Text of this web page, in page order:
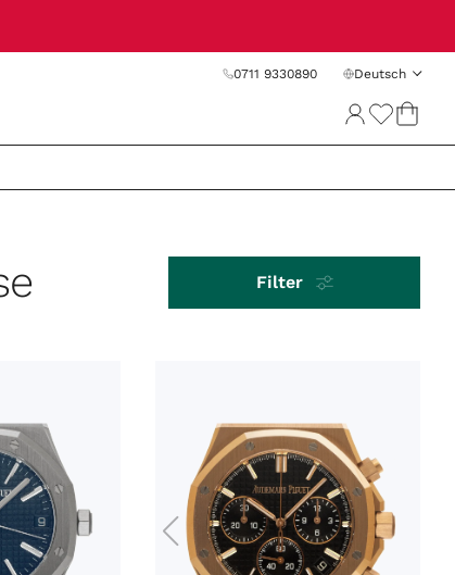
0711 9330890 Deutsch
Filter
SORTIEREN